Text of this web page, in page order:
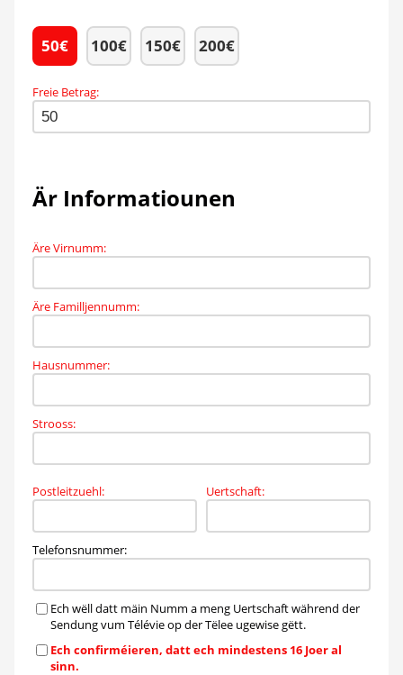
50€ 100€ 150€ 200€
Freie Betrag:
Är Informatiounen
Äre Virnumm:
Äre Familljennumm:
Hausnummer:
Strooss:
Postleitzuehl: Uertschaft:
Telefonsnummer:
Ech wëll datt mäin Numm a meng Uertschaft während der
Sendung vum Télévie op der Tëlee ugewise gëtt.
Ech confirméieren, datt ech mindestens 16 Joer al
sinn.